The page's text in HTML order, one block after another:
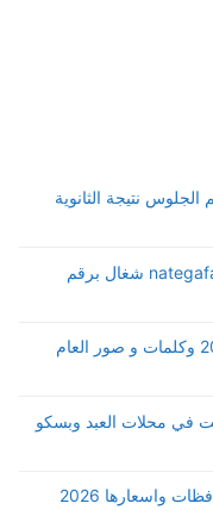
الصف الثالث الثانوي 2026 برقم الجلوس نتيجة الثانوية
رابط نتيجة الدبلومات الفنية 2026 nategafany.emis شغال برقم
رسائل تهنئة رأس السنة الهجرية 1448- 2027 وكلمات و صور العام
وعلب البسكويت في محلات العبد وبسكو
اجمل أماكن خروجة العيد في القاهرة والمحافظات واسعارها 2026